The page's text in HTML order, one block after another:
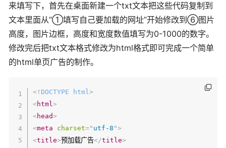
来填写下，首先在桌面新建一个txt文本把这些代码复制到
文本里面从“①填写自己要加载的网址”开始修改到⑥图片
高度，图片边框，高度和宽度数值填写为0-1000的数字。
修改完后把txt文本格式修改为html格式即可完成一个简单
的html单页广告的制作。
<! DOCTYPE html>
<html>
<head>
<meta charset=" utf-8 ">
<title>预加载广告</title>